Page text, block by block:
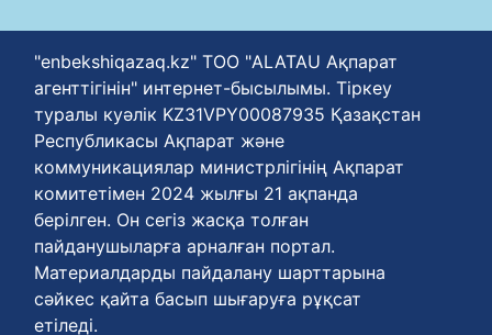
"enbekshiqazaq.kz" ТОО "ALATAU Ақпарат
агенттігінін" интернет-бысылымы. Тіркеу
туралы куәлік KZ31VPY00087935 Қазақстан
Республикасы Ақпарат және
коммуникациялар министрлігінің Ақпарат
комитетімен 2024 жылғы 21 ақпанда
берілген. Он сегіз жасқа толған
пайданушыларға арналған портал.
Материалдарды пайдалану шарттарына
сәйкес қайта басып шығаруға рұқсат
етіледі.